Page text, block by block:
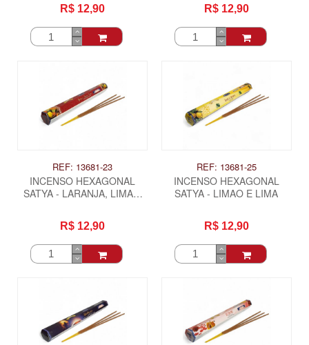
R$ 12,90 R$ 12,90
REF: 13681-23
INCENSO HEXAGONAL
SATYA - LARANJA, LIMAO
R$ 12,90
REF: 13681-25
INCENSO HEXAGONAL
SATYA - LIMAO E LIMA
R$ 12,90